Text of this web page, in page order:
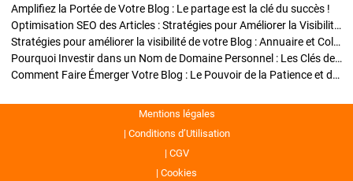
Amplifiez la Portée de Votre Blog : Le partage est la clé du succès !
Optimisation SEO des Articles : Stratégies pour Améliorer la Visibilité de Votre Blog
Stratégies pour améliorer la visibilité de votre Blog : Annuaire et Collaborations
Pourquoi Investir dans un Nom de Domaine Personnel : Les Clés de la Réussite de Votre Blog
Comment Faire Émerger Votre Blog : Le Pouvoir de la Patience et de la Persévérance
Mentions légales
Conditions d’Utilisation
CGV
Cookies